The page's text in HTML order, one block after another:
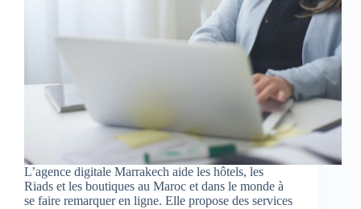
L’agence digitale Marrakech aide les hôtels, les
Riads et les boutiques au Maroc et dans le monde à
se faire remarquer en ligne. Elle propose des services